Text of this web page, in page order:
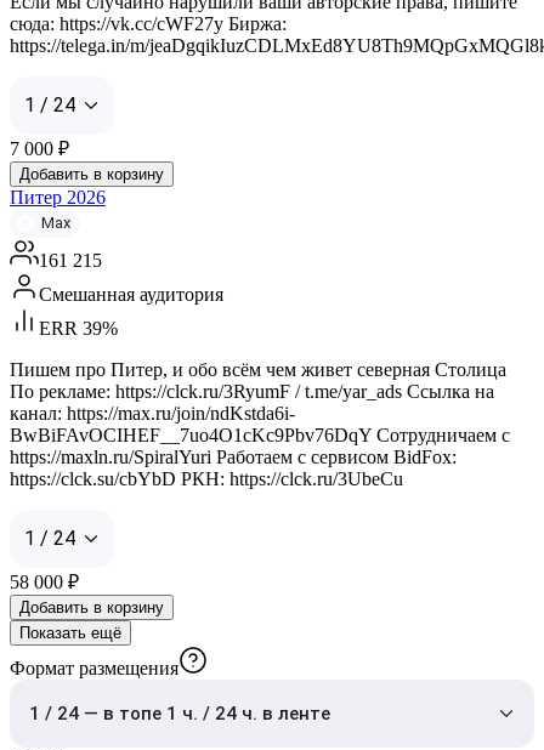
сюда: https://vk.cc/cWF27y Биржа:
https://telega.in/m/
1 / 24
7 000 ₽
Добавить в корзину
Питер 2026
Max
161 215
Смешанная аудитория
ERR 39%
Пишем про Питер, и обо всём чем живет северная Столица
По рекламе: https://clck.ru/3RyumF / t.me/yar_ads Ссылка на
канал: https://max.ru/join/ndKstda6i-
BwBiFAvOCIHEF__7uo4O1cKc9Pbv76DqY Сотрудничаем с
https://maxln.ru/SpiralYuri Работаем с сервисом BidFox:
https://clck.su/cbYbD РКН: https://clck.ru/3UbeCu
1 / 24
58 000 ₽
Добавить в корзину
Показать ещё
Формат размещения
1 / 24 — в топе 1 ч. / 24 ч. в ленте